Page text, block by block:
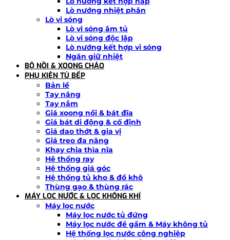
Lò nướng nhiệt phân
Lò vi sóng
Lò vi sóng âm tủ
Lò vi sóng độc lập
Lò nướng kết hợp vi sóng
Ngăn giữ nhiệt
BỘ NỒI & XOONG CHẢO
PHỤ KIỆN TỦ BẾP
Bản lề
Tay nâng
Tay nắm
Giá xoong nồi & bát đĩa
Giá bát di động & cố định
Giá dao thớt & gia vị
Giá treo đa năng
Khay chia thìa nĩa
Hệ thống ray
Hệ thống giá góc
Hệ thống tủ kho & đồ khô
Thùng gạo & thùng rác
MÁY LỌC NƯỚC & LỌC KHÔNG KHÍ
Máy lọc nước
Máy lọc nước tủ đứng
Máy lọc nước để gầm & Máy không tủ
Hệ thống lọc nước công nghiệp